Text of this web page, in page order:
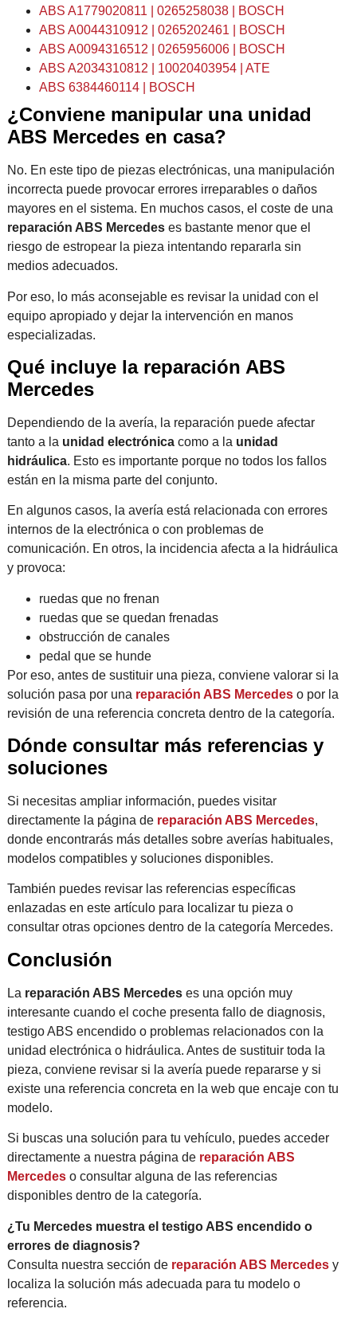
ABS A1779020811 | 0265258038 | BOSCH
ABS A0044310912 | 0265202461 | BOSCH
ABS A0094316512 | 0265956006 | BOSCH
ABS A2034310812 | 10020403954 | ATE
ABS 6384460114 | BOSCH
¿Conviene manipular una unidad
ABS Mercedes en casa?
No. En este tipo de piezas electrónicas, una manipulación
incorrecta puede provocar errores irreparables o daños
mayores en el sistema. En muchos casos, el coste de una
reparación ABS Mercedeses bastante menor que el
riesgo de estropear la pieza intentando repararla sin
medios adecuados.
Por eso, lo más aconsejable es revisar la unidad con el
equipo apropiado y dejar la intervención en manos
especializadas.
Qué incluye la reparación ABS
Mercedes
Dependiendo de la avería, la reparación puede afectar
tanto a la unidad electrónicacomo a la unidad
hidráulica. Esto es importante porque no todos los fallos
están en la misma parte del conjunto.
En algunos casos, la avería está relacionada con errores
internos de la electrónica o con problemas de
comunicación. En otros, la incidencia afecta a la hidráulica
y provoca:
ruedas que no frenan
ruedas que se quedan frenadas
obstrucción de canales
pedal que se hunde
Por eso, antes de sustituir una pieza, conviene valorar si la
solución pasa por una reparación ABS Mercedeso por la
revisión de una referencia concreta dentro de la categoría.
Dónde consultar más referencias y
soluciones
Si necesitas ampliar información, puedes visitar
directamente la página de reparación ABS Mercedes,
donde encontrarás más detalles sobre averías habituales,
modelos compatibles y soluciones disponibles.
También puedes revisar las referencias específicas
enlazadas en este artículo para localizar tu pieza o
consultar otras opciones dentro de la categoría Mercedes.
Conclusión
La reparación ABS Mercedeses una opción muy
interesante cuando el coche presenta fallo de diagnosis,
testigo ABS encendido o problemas relacionados con la
unidad electrónica o hidráulica. Antes de sustituir toda la
pieza, conviene revisar si la avería puede repararse y si
existe una referencia concreta en la web que encaje con tu
modelo.
Si buscas una solución para tu vehículo, puedes acceder
directamente a nuestra página de reparación ABS
Mercedeso consultar alguna de las referencias
disponibles dentro de la categoría.
¿Tu Mercedes muestra el testigo ABS encendido o
errores de diagnosis?
Consulta nuestra sección de reparación ABS Mercedesy
localiza la solución más adecuada para tu modelo o
referencia.